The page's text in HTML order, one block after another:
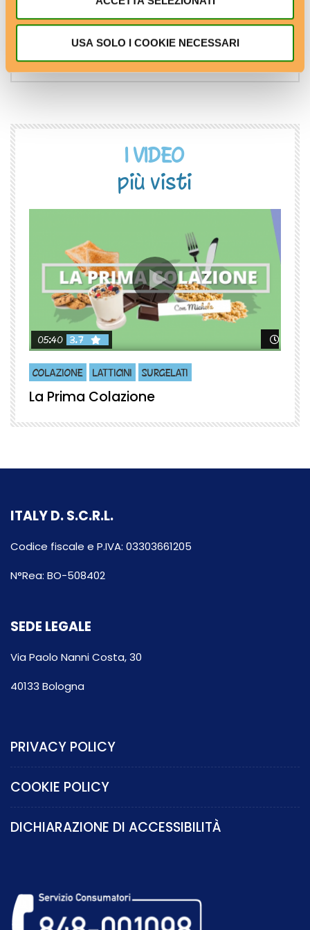
USA SOLO I COOKIE NECESSARI
I VIDEO
più visti
05:40 3.7
COLAZIONE LATTICINI SURGELATI
La Prima Colazione
ITALY D. S.C.R.L.
Codice fiscale e P.IVA: 03303661205
N°Rea: BO-508402
SEDE LEGALE
Via Paolo Nanni Costa, 30
40133 Bologna
PRIVACY POLICY
COOKIE POLICY
DICHIARAZIONE DI ACCESSIBILITÀ